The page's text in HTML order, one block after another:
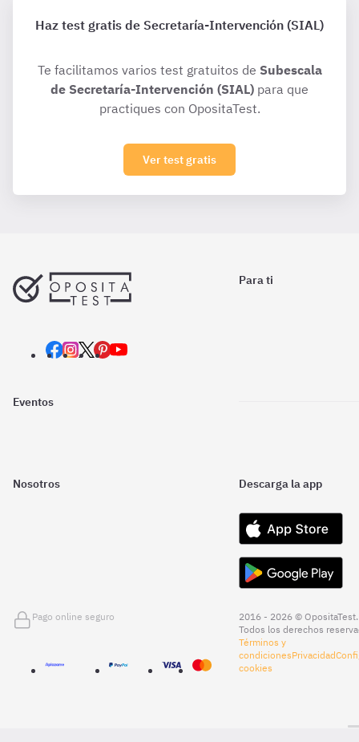
Haz test gratis de Secretaría-Intervención (SIAL)
Te facilitamos varios test gratuitos de Subescala
de Secretaría-Intervención (SIAL) para que
practiques con OpositaTest.
Ver test gratis
Para ti
Eventos
Nosotros Descarga la app
Pago online seguro
2016 - 2026 © OpositaTest.
Todos los derechos
Términos y
condicionesPrivacidad
cookies